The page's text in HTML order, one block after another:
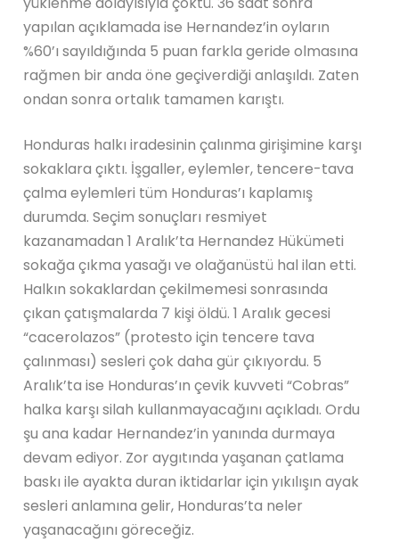
yapılan açıklamada ise Hernandez’in oyların
%60’ı sayıldığında 5 puan farkla geride olmasına
rağmen bir anda öne geçiverdiği anlaşıldı. Zaten
ondan sonra ortalık tamamen karıştı.
Honduras halkı iradesinin çalınma girişimine karşı
sokaklara çıktı. İşgaller, eylemler, tencere-tava
çalma eylemleri tüm Honduras’ı kaplamış
durumda. Seçim sonuçları resmiyet
kazanamadan 1 Aralık’ta Hernandez Hükümeti
sokağa çıkma yasağı ve olağanüstü hal ilan etti.
Halkın sokaklardan çekilmemesi sonrasında
çıkan çatışmalarda 7 kişi öldü. 1 Aralık gecesi
“cacerolazos” (protesto için tencere tava
çalınması) sesleri çok daha gür çıkıyordu. 5
Aralık’ta ise Honduras’ın çevik kuvveti “Cobras”
halka karşı silah kullanmayacağını açıkladı. Ordu
şu ana kadar Hernandez’in yanında durmaya
devam ediyor. Zor aygıtında yaşanan çatlama
baskı ile ayakta duran iktidarlar için yıkılışın ayak
sesleri anlamına gelir, Honduras’ta neler
yaşanacağını göreceğiz.